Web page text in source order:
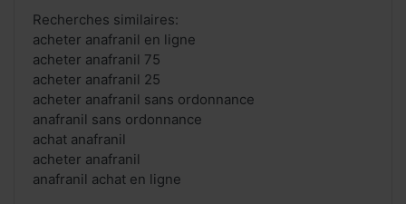
Recherches similaires:
acheter anafranil en ligne
acheter anafranil 75
acheter anafranil 25
acheter anafranil sans ordonnance
anafranil sans ordonnance
achat anafranil
acheter anafranil
anafranil achat en ligne